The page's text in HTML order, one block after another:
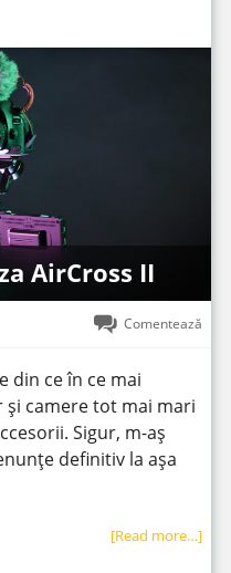
AirCross II
Comentează
din ce în ce mai
și camere tot mai mari
Sigur, m-aș
definitiv la așa
[Read more…]